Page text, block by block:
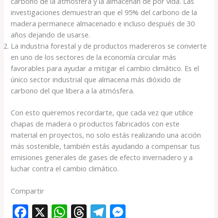
investigaciones demuestran que el 95% del carbono de la
madera permanece almacenado e incluso después de 30
años dejando de usarse.
La industria forestal y de productos madereros se convierte
en uno de los sectores de la economía circular más
favorables para ayudar a mitigar el cambio climático. Es el
único sector industrial que almacena más dióxido de
carbono del que libera a la atmósfera.
Con esto queremos recordarte, que cada vez que utilice
chapas de madera o productos fabricados con este
material en proyectos, no solo estás realizando una acción
más sostenible, también estás ayudando a compensar tus
emisiones generales de gases de efecto invernadero y a
luchar contra el cambio climático.
Compartir
F X W T T